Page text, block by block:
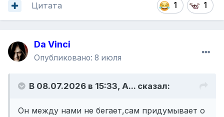
1 1
Цитата
Da Vinci
Опубликовано: 8 июля
В 08.07.2026 в 15:33, A... сказал:
Он между нами не бегает,сам придумывает о